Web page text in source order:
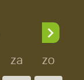
za
zo